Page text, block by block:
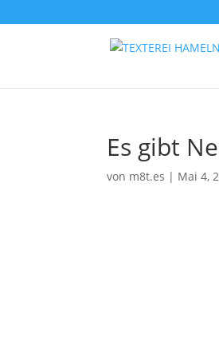
Es gibt
von m8t.es | Mai 4,